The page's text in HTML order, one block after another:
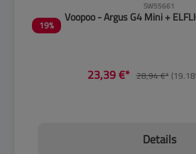
19%
SW55661
Voopoo - Argus G4 Mini +
23,39 €* 28,94 €*
Details